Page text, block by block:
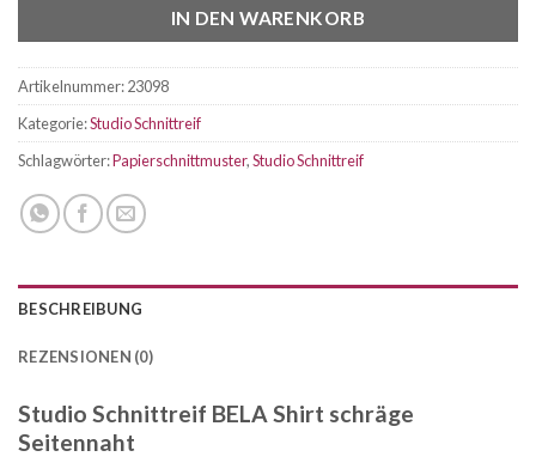
IN DEN WARENKORB
Artikelnummer:23098
Kategorie:Studio Schnittreif
Schlagwörter:Papierschnittmuster,Studio Schnittreif
BESCHREIBUNG
REZENSIONEN (0)
Studio Schnittreif BELA Shirt schräge
Seitennaht